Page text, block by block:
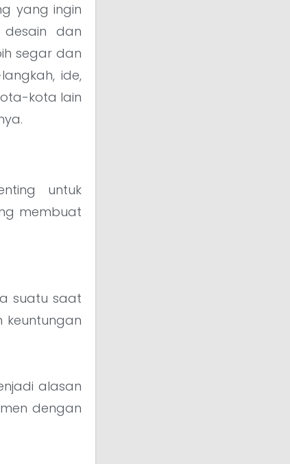
yang ingin
dan
segar dan
ide,
kota lain
untuk
membuat
suatu saat
keuntungan
alasan
dengan